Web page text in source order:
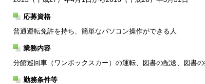
応募資格
普通運転免許を持ち、簡単なパソコン操作ができる人
業務内容
分館巡回車（ワンボックスカー）の運転、図書の配送、図書
勤務条件等